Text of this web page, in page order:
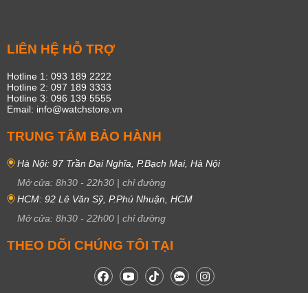
LIÊN HỆ HỖ TRỢ
Hotline 1: 093 189 2222
Hotline 2: 097 189 3333
Hotline 3: 096 139 5555
Email: info@watchstore.vn
TRUNG TÂM BẢO HÀNH
Hà Nội: 97 Trần Đại Nghĩa, P.Bạch Mai, Hà Nội
Mở cửa: 8h30 - 22h30 | chỉ đường
HCM: 92 Lê Văn Sỹ, P.Phú Nhuận, HCM
Mở cửa: 8h30 - 22h00 | chỉ đường
THEO DÕI CHÚNG TÔI TẠI